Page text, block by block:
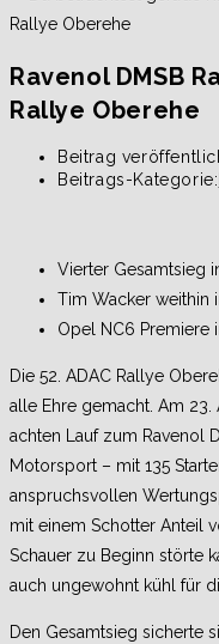
Ravenol DMSB
Rallye Oberehe
Beitrag
Beitrags-Kategorie:
Vierter Gesamtsieg
Tim Wacker weithin
Opel NC6 Premiere
Die 52. ADAC Rallye
alle Ehre gemacht. Am
achten Lauf zum Ravenol
Motorsport – mit 135
anspruchsvollen
mit einem Schotter Anteil
Schauer zu Beginn störte
auch ungewohnt kühl für
Den Gesamtsieg sicherte